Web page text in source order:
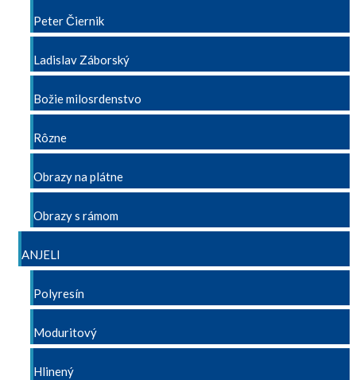
Peter Čiernik
Ladislav Záborský
Božie milosrdenstvo
Rôzne
Obrazy na plátne
Obrazy s rámom
ANJELI
Polyresín
Moduritový
Hlinený